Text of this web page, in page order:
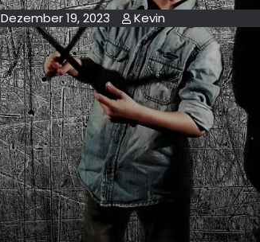
Dezember 19, 2023 Kevin